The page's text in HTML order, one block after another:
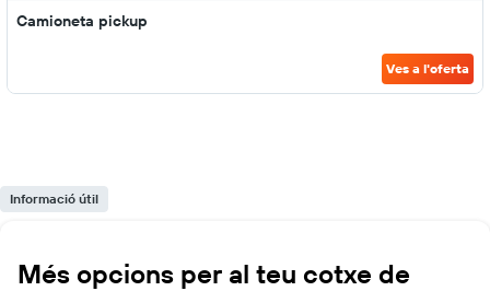
Camioneta pickup
Ves a l'oferta
Informació útil
Més opcions per al teu cotxe de